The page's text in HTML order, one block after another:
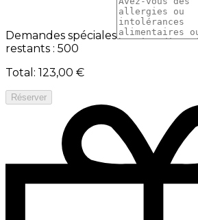
Demandes spéciales
restants : 500
Total : 123,00 €
Réserver